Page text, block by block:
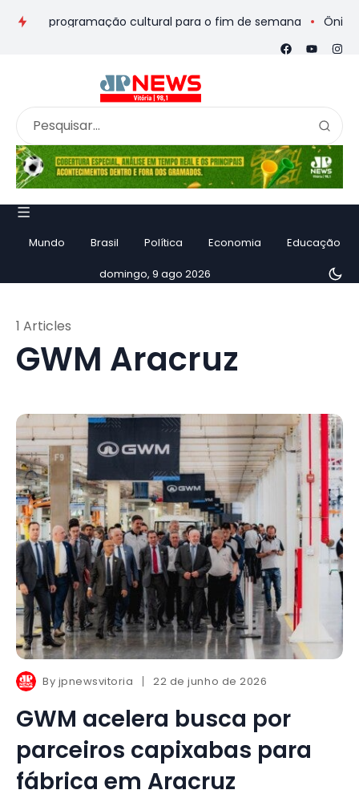
e programação cultural para o fim de semana Ônibus de
Mundo Brasil Política Economia Educação
domingo, 9 ago 2026
GWM Aracruz
1 Articles
By jpnewsvitoria 22 de junho de 2026
GWM acelera busca por
parceiros capixabas para
fábrica em Aracruz